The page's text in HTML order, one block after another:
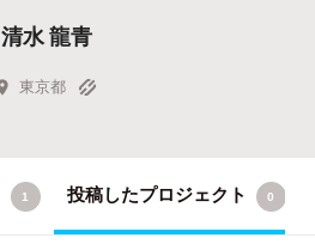
清水 龍青
東京都
1 投稿したプロジェクト 0